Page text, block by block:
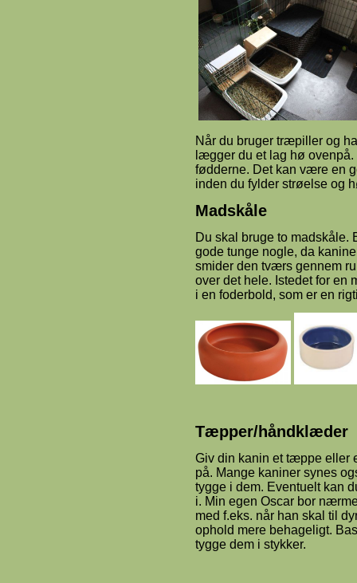
Når du bruger træpiller og
lægger du et lag hø
fødderne. Det kan være en
inden du fylder strøelse og
Madskåle
Du skal bruge to
gode tunge nogle, da
smider den tværs gennem
over det hele. Istedet for en
i en foderbold, som er en
Tæpper/håndklæder
Giv din kanin et tæppe eller
på. Mange kaniner synes
tygge i dem. Eventuelt kan
i. Min egen Oscar bor
med f.eks. når han skal til
ophold mere behageligt.
tygge dem i stykker.